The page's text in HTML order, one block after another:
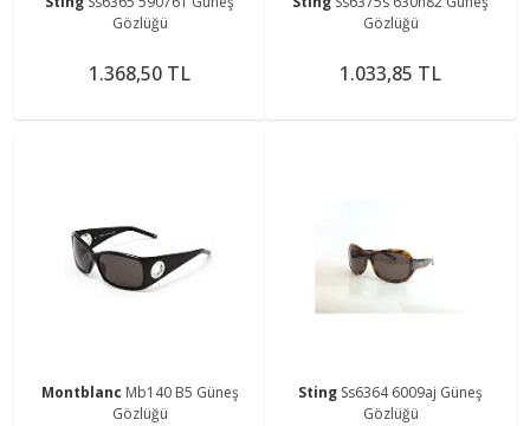
Gözlüğü
1.368,50 TL
Gözlüğü
1.033,85 TL
Montblanc Mb140 B5 Güneş
Gözlüğü
Sting Ss6364 6009aj Güneş
Gözlüğü